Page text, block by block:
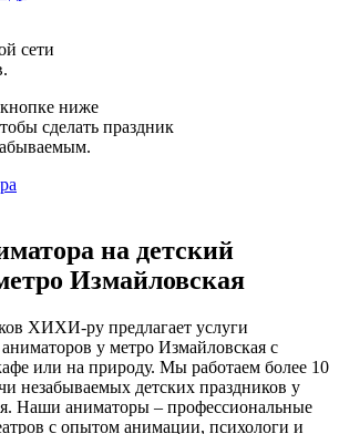
сети
кнопке ниже
сделать праздник
на детский
Измайловская
ХИХИ-ру предлагает услуги
у метро Измайловская с
или на природу. Мы работаем более 10
незабываемых детских праздников у
Наши аниматоры – профессиональные
с опытом анимации, психологи и